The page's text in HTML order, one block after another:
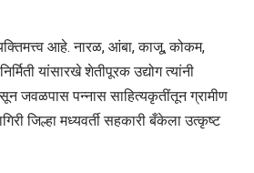
आहे. नारळ, आंबा, काजू, कोकम,
यांसारखे शेतीपूरक उद्योग त्यांनी
जवळपास पन्नास साहित्यकृतींतून ग्रामीण
जिल्हा मध्यवर्ती सहकारी बँकेला उत्कृष्ट